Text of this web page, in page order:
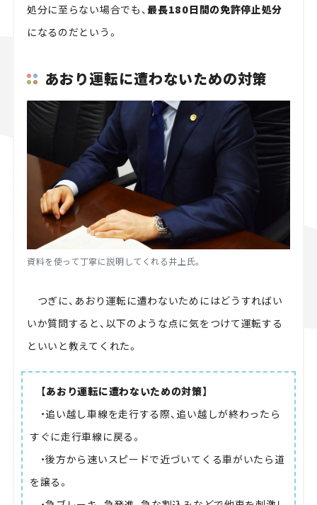
処分に至らない場合でも、最長180日間の免許停止処分
になるのだという。
あおり運転に遭わないための対策
資料を使って丁寧に説明してくれる井上氏。
つぎに、あおり運転に遭わないためにはどうすればい
いか質問すると、以下のような点に気をつけて運転する
といいと教えてくれた。
【あおり運転に遭わないための対策】
・追い越し車線を走行する際、追い越しが終わったら
すぐに走行車線に戻る。
・後方から速いスピードで近づいてくる車がいたら道
を譲る。